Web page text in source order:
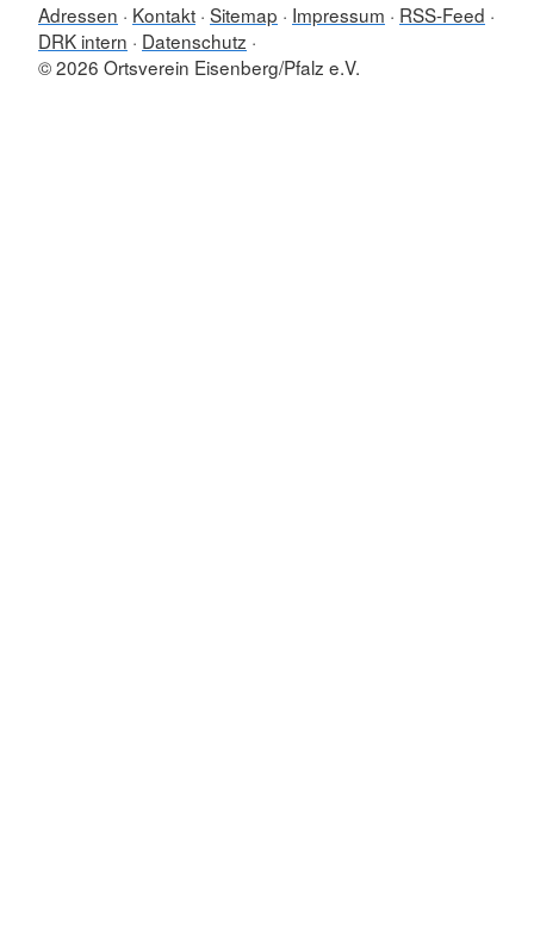
Adressen Kontakt Sitemap Impressum
RSS-Feed
DRK intern
Datenschutz
© 2026 Ortsverein Eisenberg/Pfalz e.V.